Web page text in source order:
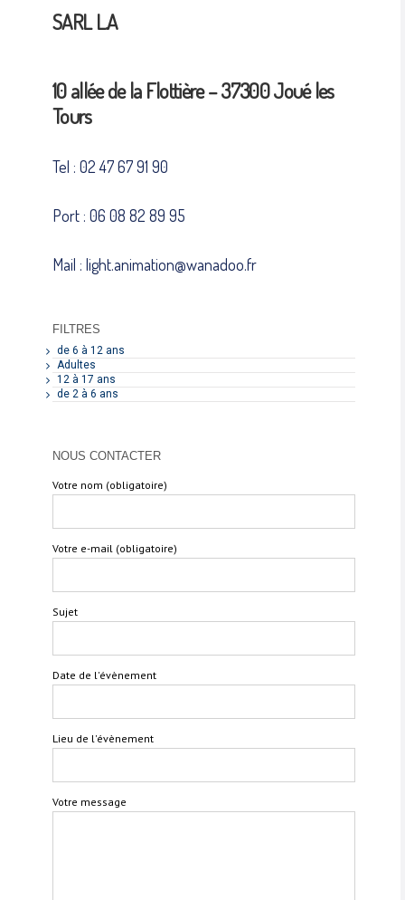
SARL L.A
10 allée de la Flottière – 37300 Joué les
Tours
Tel : 02 47 67 91 90
Port : 06 08 82 89 95
Mail : light.animation@wanadoo.fr
FILTRES
de 6 à 12 ans
Adultes
12 à 17 ans
de 2 à 6 ans
NOUS CONTACTER
Votre nom (obligatoire)
Votre e-mail (obligatoire)
Sujet
Date de l'évènement
Lieu de l'évènement
Votre message